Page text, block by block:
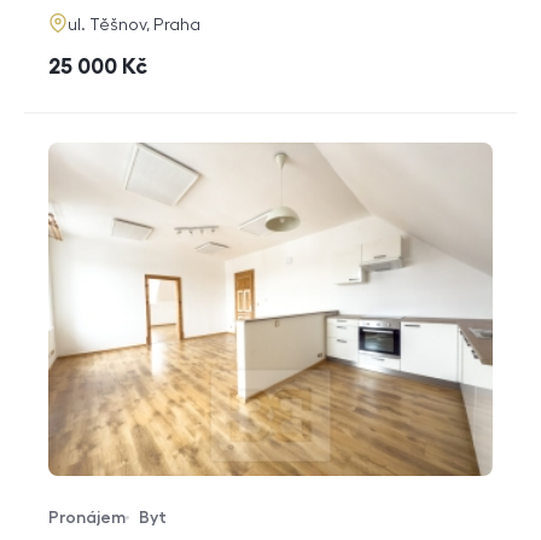
adresa
ul. Těšnov, Praha
cena
25 000 Kč
Typ nabídky
Pronájem
Typ nemovitosti
Byt